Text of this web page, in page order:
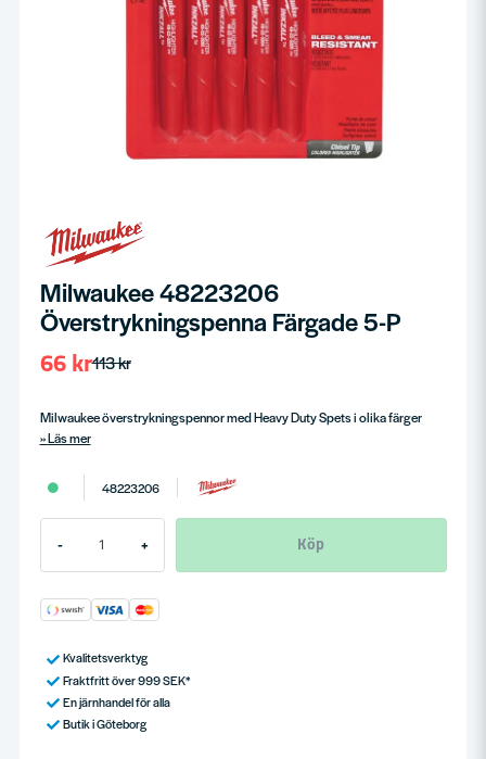
Milwaukee 48223206
Överstrykningspenna Färgade 5-P
113 kr
66 kr
Milwaukee överstrykningspennor med Heavy Duty Spets i olika färger
Läs mer
48223206
- + Köp
Kvalitetsverktyg
Fraktfritt över 999 SEK*
En järnhandel för alla
Butik i Göteborg